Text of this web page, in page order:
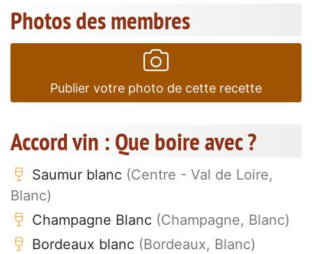
Photos des membres
Publier votre photo de cette recette
Accord vin : Que boire avec ?
Saumur blanc (Centre - Val de Loire,
Blanc)
Champagne Blanc (Champagne, Blanc)
Bordeaux blanc (Bordeaux, Blanc)